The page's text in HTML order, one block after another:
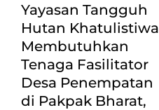
Yayasan Tangguh
Hutan Khatulistiwa
Membutuhkan
Tenaga Fasilitator
Desa Penempatan
di Pakpak Bharat,